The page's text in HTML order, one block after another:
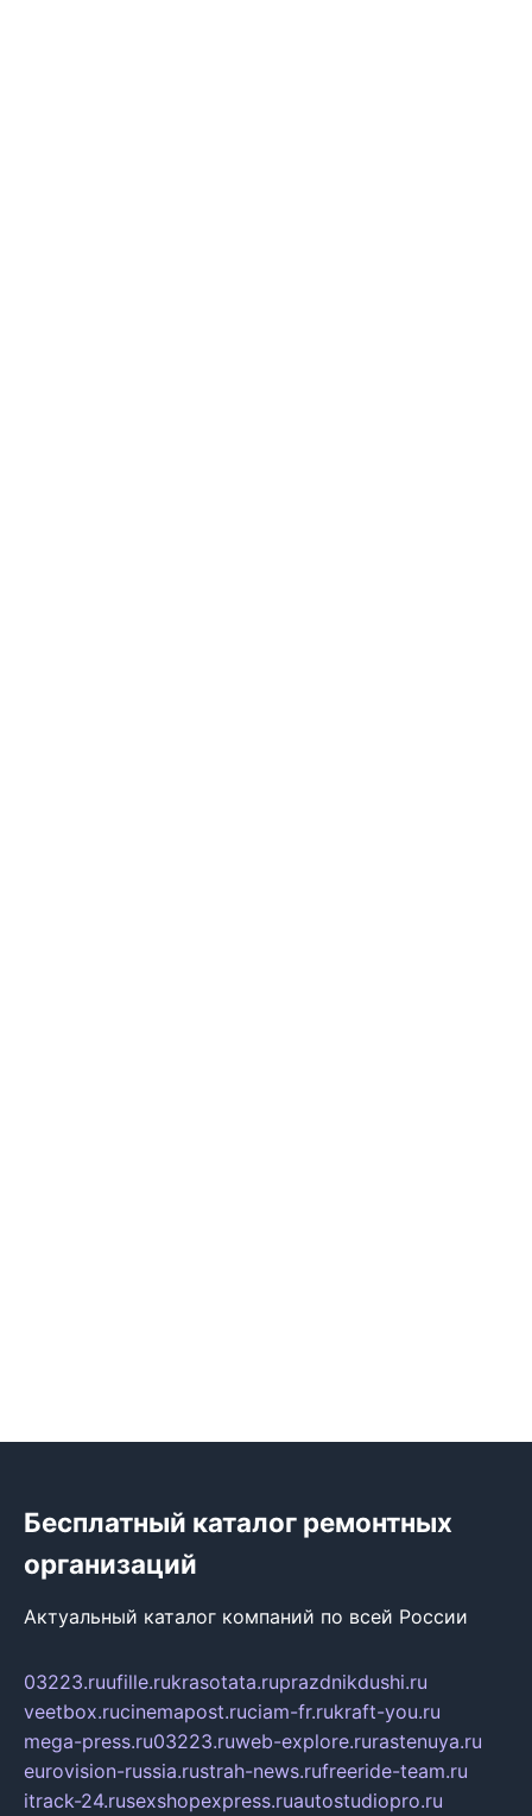
Бесплатный каталог ремонтных
организаций
Актуальный каталог компаний по всей России
03223.ruufille.rukrasotata.ruprazdnikdushi.ru
veetbox.rucinemapost.ruciam-fr.rukraft-you.ru
mega-press.ru03223.ruweb-explore.rurastenuya.ru
eurovision-russia.rustrah-news.rufreeride-team.ru
itrack-24.rusexshopexpress.ruautostudiopro.ru